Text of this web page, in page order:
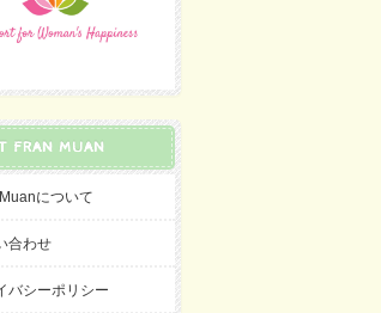
FRAN MUAN
について
合わせ
バシーポリシー